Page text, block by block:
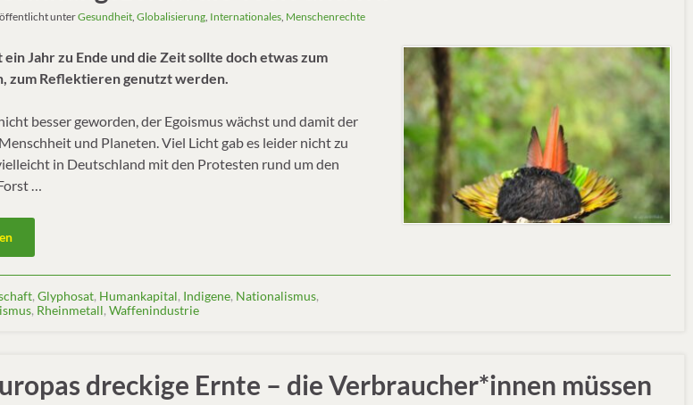
unterGesundheit Globalisierung Internationales Menschenrechte
Jahr zu Ende und die Zeit sollte doch etwas zum
zum Reflektieren genutzt werden.
besser geworden, der Egoismus wächst und damit der
und Planeten. Viel Licht gab es leider nicht zu
in Deutschland mit den Protesten rund um den
…
, Glyphosat, Humankapital, Indigene, Nationalismus,
, Rheinmetall, Waffenindustrie
dreckige Ernte – die Verbraucher*innen müssen